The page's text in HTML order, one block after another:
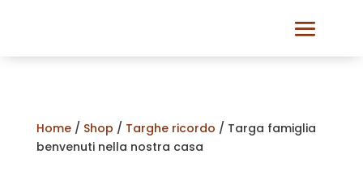
Home/ Shop / Targhe ricordo / Targa famiglia
benvenuti nella nostra casa